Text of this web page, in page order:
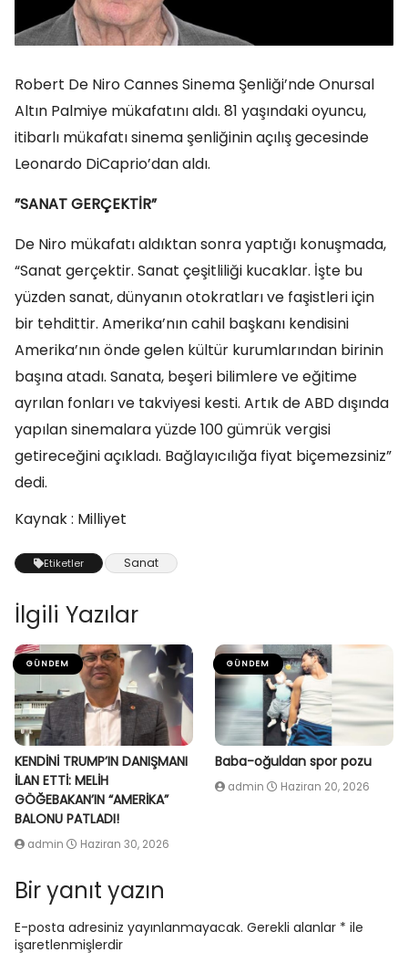
Robert De Niro Cannes Sinema Şenliği’nde Onursal
Altın Palmiye mükafatını aldı. 81 yaşındaki oyuncu,
itibarlı mükafatı sinema şenliğinin açılış gecesinde
Leonardo DiCaprio’dan aldı.
”SANAT GERÇEKTİR”
De Niro mükafatı aldıktan sonra yaptığı konuşmada,
“Sanat gerçektir. Sanat çeşitliliği kucaklar. İşte bu
yüzden sanat, dünyanın otokratları ve faşistleri için
bir tehdittir. Amerika’nın cahil başkanı kendisini
Amerika’nın önde gelen kültür kurumlarından birinin
başına atadı. Sanata, beşeri bilimlere ve eğitime
ayrılan fonları ve takviyesi kesti. Artık de ABD dışında
yapılan sinemalara yüzde 100 gümrük vergisi
getireceğini açıkladı. Bağlayıcılığa fiyat biçemezsiniz”
dedi.
Kaynak : Milliyet
Etiketler Sanat
İlgili Yazılar
GÜNDEM
KENDİNİ TRUMP’IN DANIŞMANI
İLAN ETTİ: MELİH
GÖĞEBAKAN’IN “AMERİKA”
BALONU PATLADI!
admin Haziran 30, 2026
GÜNDEM
Baba-oğuldan spor pozu
admin Haziran 20, 2026
Bir yanıt yazın
E-posta adresiniz yayınlanmayacak. Gerekli alanlar * ile
işaretlenmişlerdir